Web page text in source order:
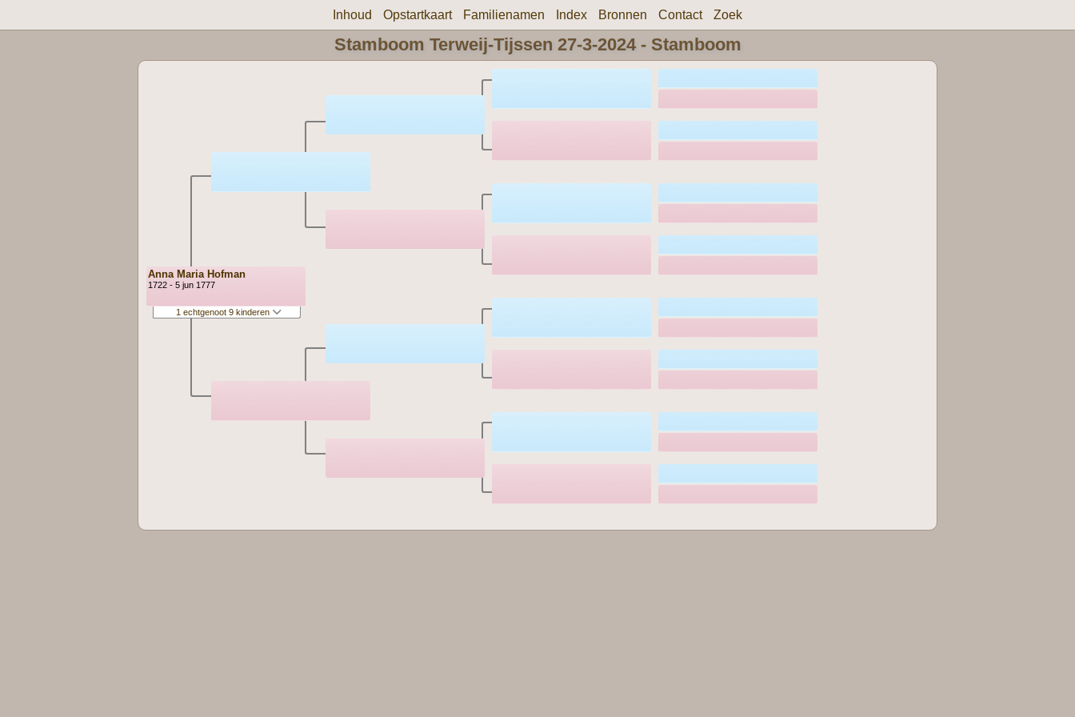
Inhoud Opstartkaart Familienamen Index Bronnen Contact Zoek
Stamboom Terweij-Tijssen 27-3-2024 - Stamboom
Anna Maria Hofman
1722 - 5 jun 1777
1 echtgenoot 9 kinderen